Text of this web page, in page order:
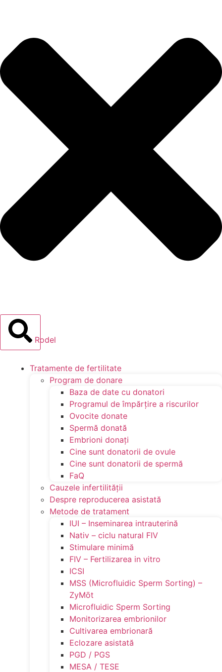
Rodel
Tratamente de fertilitate
Program de donare
Baza de date cu donatori
Programul de împărţire a riscurilor
Ovocite donate
Spermă donată
Embrioni donaţi
Cine sunt donatorii de ovule
Cine sunt donatorii de spermă
FaQ
Cauzele infertilităţii
Despre reproducerea asistată
Metode de tratament
IUI – Inseminarea intrauterină
Nativ – ciclu natural FIV
Stimulare minimă
FIV – Fertilizarea in vitro
ICSI
MSS (Microfluidic Sperm Sorting) –
ZyMōt
Microfluidic Sperm Sorting
Monitorizarea embrionilor
Cultivarea embrionară
Eclozare asistată
PGD / PGS
MESA / TESE